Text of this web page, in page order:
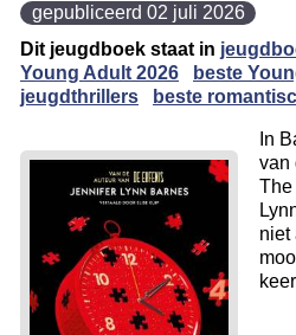
gepubliceerd 02 juli 2026
Dit jeugdboek staat in
Young Adult 2026
beste
jeugdthrillers
beste
In
van
The
niet